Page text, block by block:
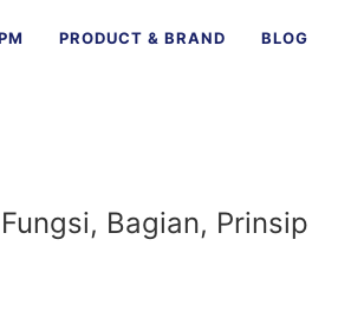
PRODUCT & BRAND BLOG
Bagian, Prinsip